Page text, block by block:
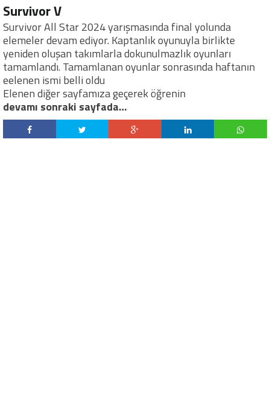
Survivor V
Survivor All Star 2024 yarışmasında final yolunda
elemeler devam ediyor. Kaptanlık oyunuyla birlikte
yeniden oluşan takımlarla dokunulmazlık oyunları
tamamlandı. Tamamlanan oyunlar sonrasında haftanın
eelenen ismi belli oldu
Elenen diğer sayfamıza geçerek öğrenin
devamı sonraki sayfada…